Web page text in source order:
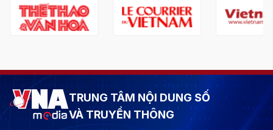
TRUNG TÂM NỘI DUNG SỐ
VÀ TRUYỀN THÔNG